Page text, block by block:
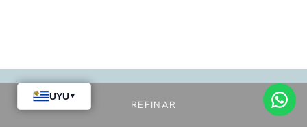
REFINAR
Links de interés